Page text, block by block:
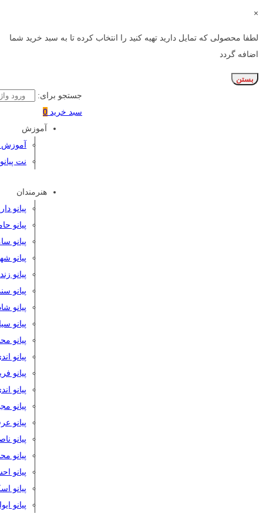
×
لطفا محصولی که تمایل دارید تهیه کنید را انتخاب کرده تا به سبد خرید شما
اضافه گردد
بستن
جستجو برای:
سبد خرید 0
آموزش
آموزش
نت پیانو
هنرمندان
پیانو
پیانو
پیانو
پیانو
پیانو
پیانو
پیانو
پیانو
پیانو
پیانو
پیانو
پیانو
پیانو
پیانو
پیانو
پیانو
پیانو
پیانو
پیانو